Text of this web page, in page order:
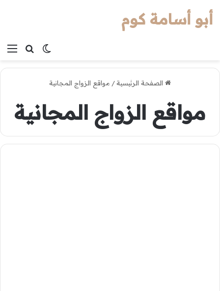
بحثالوضع
أبو أسامة كوم
الصفحة الرئيسية/ مواقع الزواج المجانية
مواقع الزواج المجانية